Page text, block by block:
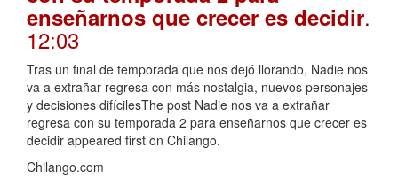
enseñarnos que crecer es decidir.
12:03
Tras un final de temporada que nos dejó llorando, Nadie nos
va a extrañar regresa con más nostalgia, nuevos personajes
y decisiones difícilesThe post Nadie nos va a extrañar
regresa con su temporada 2 para enseñarnos que crecer es
decidir appeared first on Chilango.
Chilango.com